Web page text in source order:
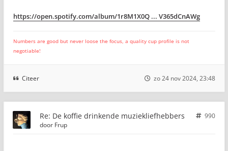
https://open.spotify.com/album/1r8M1X0Q ... V365dCnAWg
Numbers are good but never loose the focus, a quality cup profile is not
negotiable!
Citeer zo 24 nov 2024, 23:48
Re: De koffie drinkende muziekliefhebbers
990
door Frup